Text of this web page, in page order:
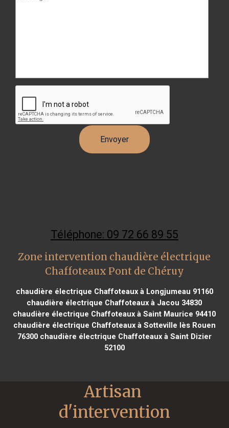
Téléphone: 09 72 66 89 55
Zone intervention chaudière électrique
Chaffoteaux Pont de Chéruy
chaudière électrique Chaffoteaux à Longjumeau 91160
chaudière électrique Chaffoteaux à Jacou 34830
chaudière électrique Chaffoteaux à Saint Maurice 94410
chaudière électrique Chaffoteaux à Sotteville lès Rouen
76300chaudière électrique Chaffoteaux à Saint Dizier
52100
Artisan
d'intervention